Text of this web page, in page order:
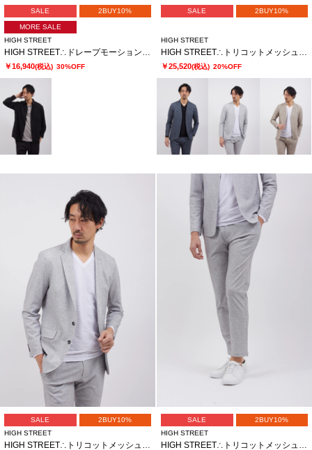
SALE 2BUY10%
MORE SALE
HIGH STREET
HIGH STREET∴ドレープモーションオーバーシャツ
￥16,940(税込) 30%OFF
SALE 2BUY10%
HIGH STREET
HIGH STREET∴トリコットメッシュポップサックＰＴノーカラーＪＫ
￥25,520(税込) 20%OFF
SALE
2BUY10%
HIGH STREET
SALE
2BUY10%
HIGH STREET